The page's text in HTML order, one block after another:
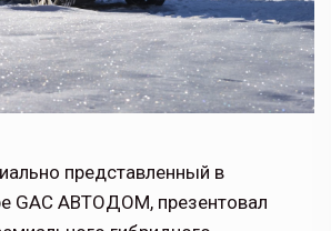
представленный в
GAC АВТОДОМ, презентовал